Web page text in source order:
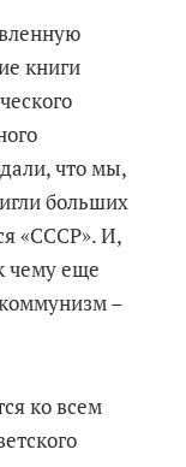
книги
что мы,
больших
«СССР». И,
чему еще
–
ко всем